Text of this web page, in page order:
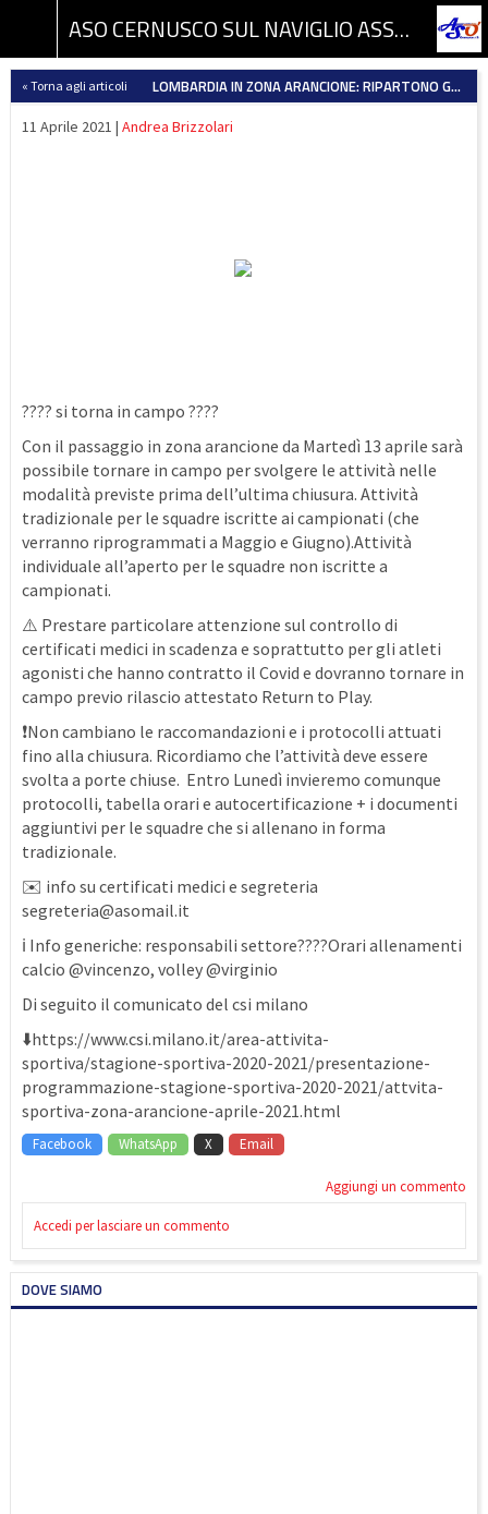
ASO CERNUSCO SUL NAVIGLIO ASSOCIAZIONE SPORTIVA DILETTANTISTICA
« Torna agli articoli LOMBARDIA IN ZONA ARANCIONE: RIPARTONO GLI ALLENAMENTI
11 Aprile 2021 | Andrea Brizzolari
???? si torna in campo ????
Con il passaggio in zona arancione da Martedì 13 aprile sarà
possibile tornare in campo per svolgere le attività nelle
modalità previste prima dell’ultima chiusura. Attività
tradizionale per le squadre iscritte ai campionati (che
verranno riprogrammati a Maggio e Giugno).Attività
individuale all’aperto per le squadre non iscritte a
campionati.
⚠️ Prestare particolare attenzione sul controllo di
certificati medici in scadenza e soprattutto per gli atleti
agonisti che hanno contratto il Covid e dovranno tornare in
campo previo rilascio attestato Return to Play.
❗Non cambiano le raccomandazioni e i protocolli attuati
fino alla chiusura. Ricordiamo che l’attività deve essere
svolta a porte chiuse. Entro Lunedì invieremo comunque
protocolli, tabella orari e autocertificazione + i documenti
aggiuntivi per le squadre che si allenano in forma
tradizionale.
✉️ info su certificati medici e segreteria
segreteria@asomail.it
ℹ️ Info generiche: responsabili settore????Orari allenamenti
calcio @vincenzo, volley @virginio
Di seguito il comunicato del csi milano
⬇️https://www.csi.milano.it/area-attivita-
sportiva/stagione-sportiva-2020-2021/presentazione-
programmazione-stagione-sportiva-2020-2021/attvita-
sportiva-zona-arancione-aprile-2021.html
Facebook WhatsApp X Email
Aggiungi un commento
Accedi per lasciare un commento
DOVE SIAMO